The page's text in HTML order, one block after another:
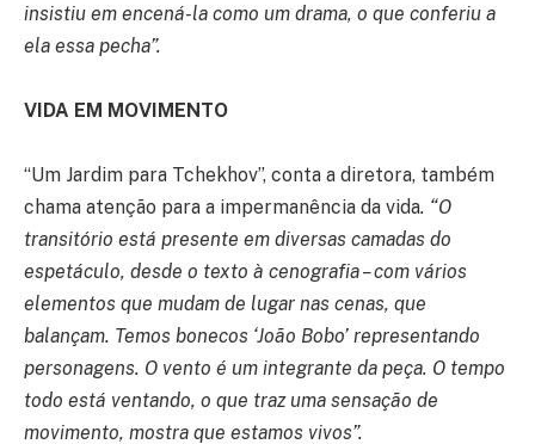
insistiu em encená-la como um drama, o que conferiu a
ela essa pecha”.
VIDA EM MOVIMENTO
“Um Jardim para Tchekhov”, conta a diretora, também
chama atenção para a impermanência da vida. “O
transitório está presente em diversas camadas do
espetáculo, desde o texto à cenografia – com vários
elementos que mudam de lugar nas cenas, que
balançam. Temos bonecos ‘João Bobo’ representando
personagens. O vento é um integrante da peça. O tempo
todo está ventando, o que traz uma sensação de
movimento, mostra que estamos vivos”.